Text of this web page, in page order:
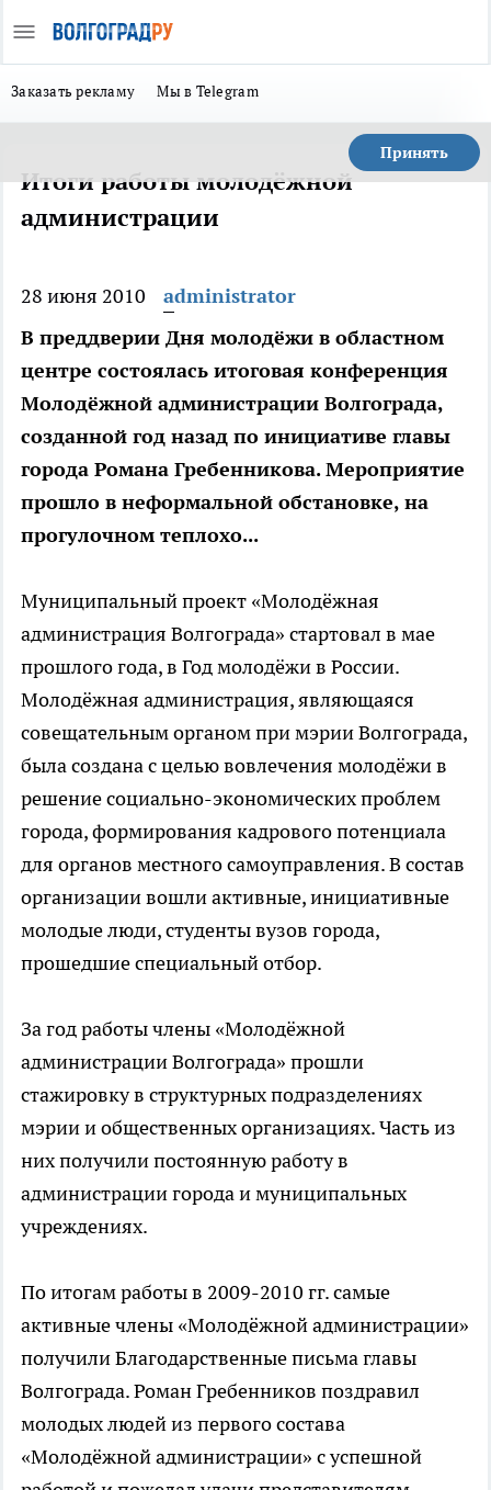
Заказать рекламу Мы в Telegram
Принять
Итоги работы молодёжной
администрации
28 июня 2010
administrator
В преддверии Дня молодёжи в областном
центре состоялась итоговая конференция
Молодёжной администрации Волгограда,
созданной год назад по инициативе главы
города Романа Гребенникова. Мероприятие
прошло в неформальной обстановке, на
прогулочном теплохо...
Муниципальный проект «Молодёжная
администрация Волгограда» стартовал в мае
прошлого года, в Год молодёжи в России.
Молодёжная администрация, являющаяся
совещательным органом при мэрии Волгограда,
была создана с целью вовлечения молодёжи в
решение социально-экономических проблем
города, формирования кадрового потенциала
для органов местного самоуправления. В состав
организации вошли активные, инициативные
молодые люди, студенты вузов города,
прошедшие специальный отбор.
За год работы члены «Молодёжной
администрации Волгограда» прошли
стажировку в структурных подразделениях
мэрии и общественных организациях. Часть из
них получили постоянную работу в
администрации города и муниципальных
учреждениях.
По итогам работы в 2009-2010 гг. самые
активные члены «Молодёжной администрации»
получили Благодарственные письма главы
Волгограда. Роман Гребенников поздравил
молодых людей из первого состава
«Молодёжной администрации» с успешной